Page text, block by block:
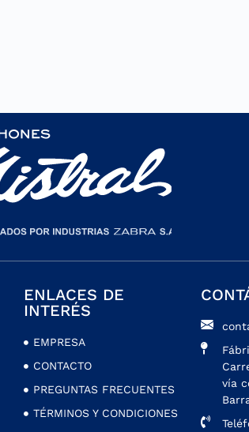
ENLACES DE
INTERÉS
EMPRESA
CONTACTO
PREGUNTAS FRECUENTES
TÉRMINOS Y CONDICIONES
vía